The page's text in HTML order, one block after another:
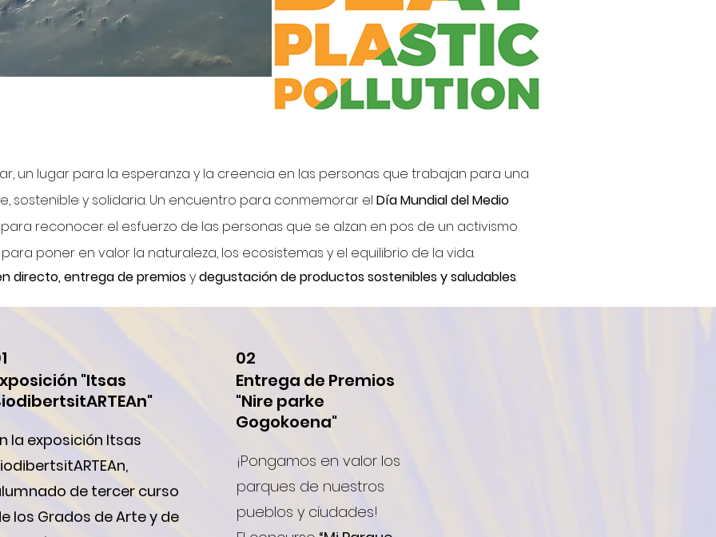
un lugar para la esperanza y la creencia en las personas que trabajan para una
sostenible y solidaria. Un encuentro para conmemorar el Día Mundial del Medio
reconocer el esfuerzo de las personas que se alzan en pos de un activismo
poner en valor la naturaleza, los ecosistemas y el equilibrio de la vida.
directo, entrega de premiosydegustación de productos sostenibles y saludables.
"Itsas
la exposición Itsas
de tercer curso
los Grados de Arte y de
02
Entrega de Premios
"Nire parke
Gogokoena"
¡Pongamos en valor los
parques de nuestros
pueblos y ciudades!